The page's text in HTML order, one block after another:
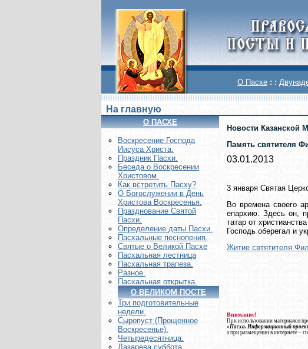
О Пасхе : :
На главную
О ПАСХЕ
Воскреcение Господа
Иисуса Христа.
Праздник Пасхи.
Беседа о Воскресении
Христовом.
Как встретить Пасху?
О Богослужении в День
Христова Воскресенья.
Празднование Святой
Пасхи.
Определение даты Пасхи.
Пасхальные песнопения.
Святые о Великой Пасхе
Пасхальная лестница
Пасхальная трапеза.
Разное.
Пасхальная открытка.
О ВЕЛИКОМ ПОСТЕ
Три подготовительные
недели.
Сыропуст (Прощенное
Воскресенье).
Четыредесятница.
Лазарева суббота.
Новости Казанской
Память святителя
03.01.2013
3 января Святая
Во времена своего
епархию. Здесь он,
татар от
Господь оберегал и
Житие свтятителя
Внимание!
При использовании материалов
«Пасха. Информационный
а при размещении в интернете –